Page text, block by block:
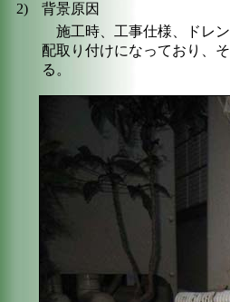
2)
背景原因
施工時、工事仕様、ドレ
配取り付けになっており、
る。